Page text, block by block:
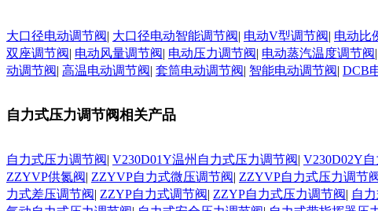
大口径电动调节阀| 大口径电动智能调节阀| 电动V型调节阀| 电动比
双座调节阀| 电动风量调节阀| 电动压力调节阀| 电动蒸汽温度调节阀|
动调节阀| 高温电动调节阀| 套筒电动调节阀| 智能电动调节阀| DCB
自力式压力调节阀相关产品
自力式压力调节阀| V230D01Y温州自力式压力调节阀| V230D02Y
ZZYVP供氮阀| ZZYVP自力式微压调节阀| ZZYVP自力式压力调节
力式差压调节阀| ZZYP自力式调节阀| ZZYP自力式压力调节阀| 自